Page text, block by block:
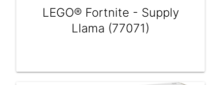
LEGO® Fortnite - Supply
Llama (77071)